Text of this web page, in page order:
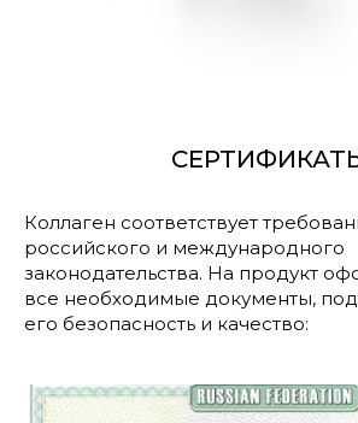
Коллаген соответствует
российского и международного
законодательства. На продукт
все необходимые документы,
его безопасность и качество: